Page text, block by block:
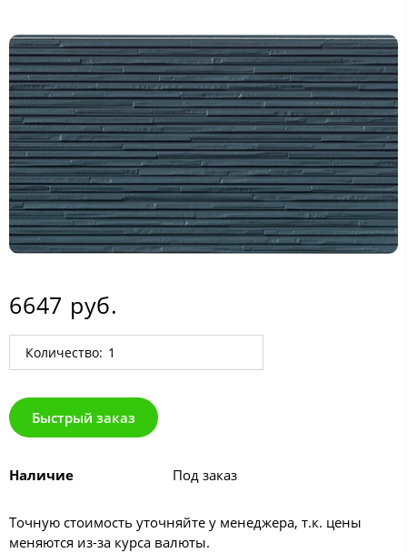
6647 руб.
Количество:
Быстрый заказ
Наличие Под заказ
Точную стоимость уточняйте у менеджера, т.к. цены
меняются из-за курса валюты.